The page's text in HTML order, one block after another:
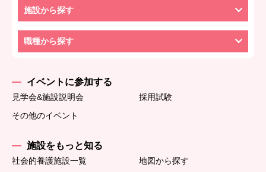
施設から探す
職種から探す
イベントに参加する
見学会&施設説明会
採用試験
その他のイベント
施設をもっと知る
社会的養護施設一覧
地図から探す